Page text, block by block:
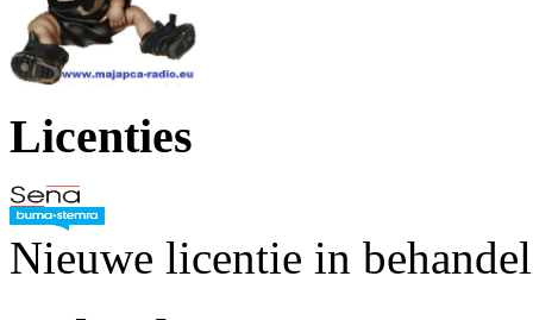
Licenties
Nieuwe licentie in